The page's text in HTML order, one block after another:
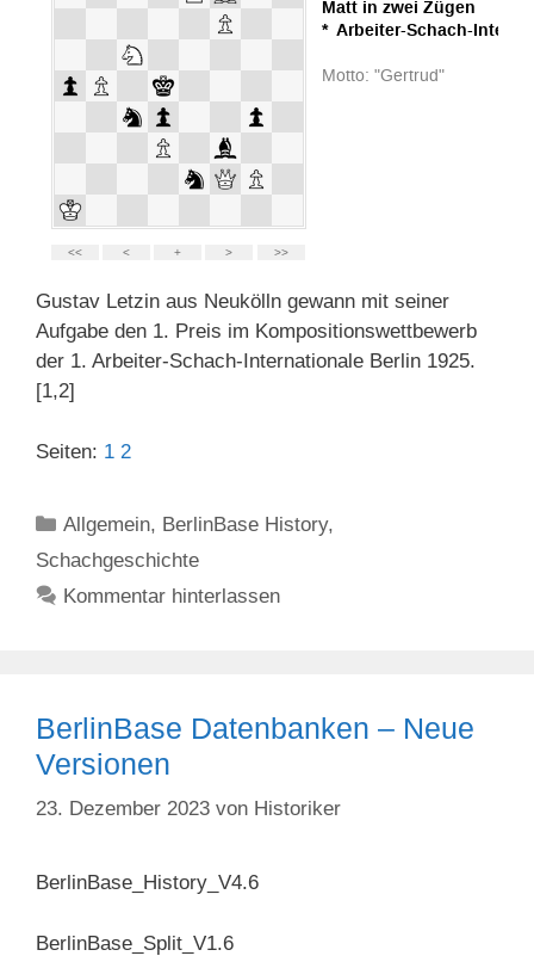
Gustav Letzin aus Neukölln gewann mit seiner
Aufgabe den 1. Preis im Kompositionswettbewerb
der 1. Arbeiter-Schach-Internationale Berlin 1925.
[1,2]
Seiten: 1 2
Kategorien
Allgemein, BerlinBase History,
Schachgeschichte
Kommentar hinterlassen
BerlinBase Datenbanken – Neue
Versionen
23. Dezember 2023 von Historiker
BerlinBase_History_V4.6
BerlinBase_Split_V1.6